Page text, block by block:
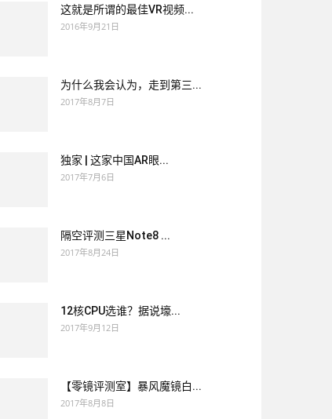
这就是所谓的最佳VR视频...
2016年9月21日
为什么我会认为，走到第三...
2017年8月7日
独家 | 这家中国AR眼...
2017年7月6日
隔空评测三星Note8 ...
2017年8月24日
12核CPU选谁？据说壕...
2017年9月12日
【零镜评测室】暴风魔镜白...
2017年8月8日